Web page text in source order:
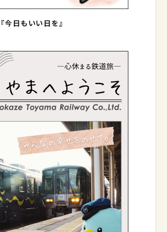
『今日もいい日を』